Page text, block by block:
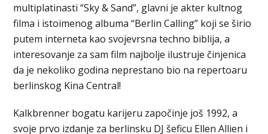
multiplatinasti “Sky & Sand”, glavni je akter kultnog
filma i istoimenog albuma “Berlin Calling” koji se širio
putem interneta kao svojevrsna techno biblija, a
interesovanje za sam film najbolje ilustruje činjenica
da je nekoliko godina neprestano bio na repertoaru
berlinskog Kina Central!
Kalkbrenner bogatu karijeru započinje još 1992, a
svoje prvo izdanje za berlinsku DJ šeficu Ellen Allien i